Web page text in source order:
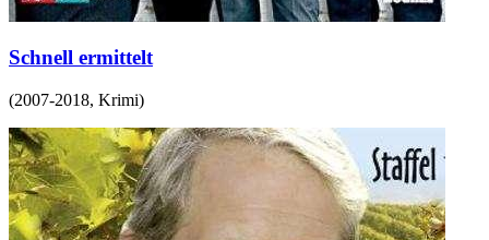
Schnell ermittelt
(2007-2018, Krimi)